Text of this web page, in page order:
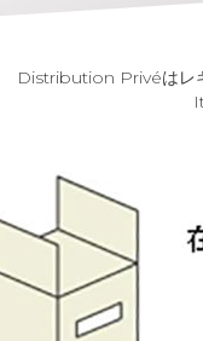
Distribution Privéはレ